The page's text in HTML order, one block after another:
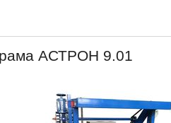
АСТРОН 9.01